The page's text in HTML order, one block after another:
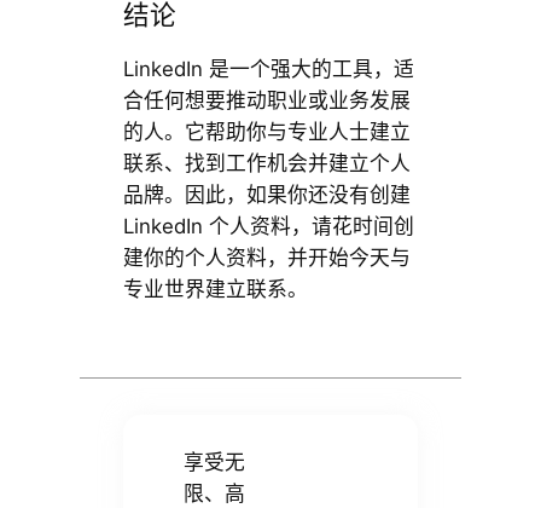
结论
LinkedIn 是一个强大的工具，适
合任何想要推动职业或业务发展
的人。它帮助你与专业人士建立
联系、找到工作机会并建立个人
品牌。因此，如果你还没有创建
LinkedIn 个人资料，请花时间创
建你的个人资料，并开始今天与
专业世界建立联系。
享受无
限、高